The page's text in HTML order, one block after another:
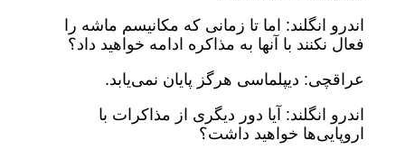
اندرو انگلند: اما تا زمانی که مکانیسم ماشه را
فعال نکنند با آنها به مذاکره ادامه خواهید داد؟
عراقچی: دیپلماسی هرگز پایان نمی‌یابد.
اندرو انگلند: آیا دور دیگری از مذاکرات با
اروپایی‌ها خواهید داشت؟